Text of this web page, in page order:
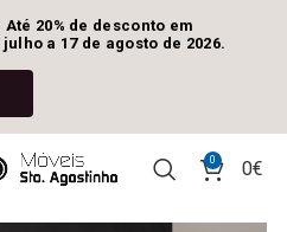
0 0€
20% de desconto em
a 17 de agosto de 2026.